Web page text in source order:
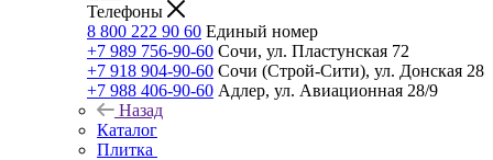
Телефоны
8 800 222 90 60 Единый номер
+7 989 756-90-60 Сочи, ул. Пластунская 72
+7 918 904-90-60 Сочи (Строй-Сити), ул. Донская 28
+7 988 406-90-60 Адлер, ул. Авиационная 28/9
Назад
Каталог
Плитка